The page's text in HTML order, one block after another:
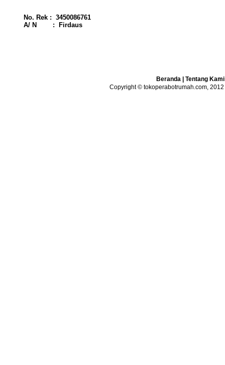
No. Rek : 3450086761
A/ N : Firdaus
Beranda| Tentang Kami
Copyright © tokoperabotrumah.com,